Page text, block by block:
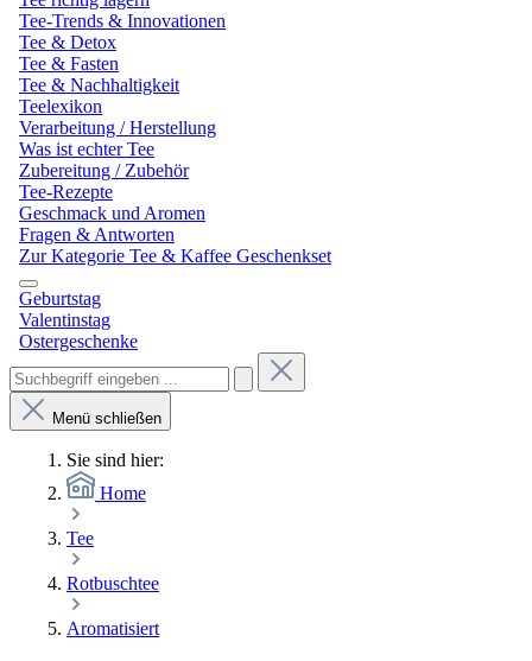
Tee-Trends & Innovationen
Tee & Detox
Tee & Fasten
Tee & Nachhaltigkeit
Teelexikon
Verarbeitung / Herstellung
Was ist echter Tee
Zubereitung / Zubehör
Tee-Rezepte
Geschmack und Aromen
Fragen & Antworten
Zur Kategorie Tee & Kaffee Geschenkset
Geburtstag
Valentinstag
Ostergeschenke
Menü schließen
Sie sind hier:
Home
Tee
Rotbuschtee
Aromatisiert